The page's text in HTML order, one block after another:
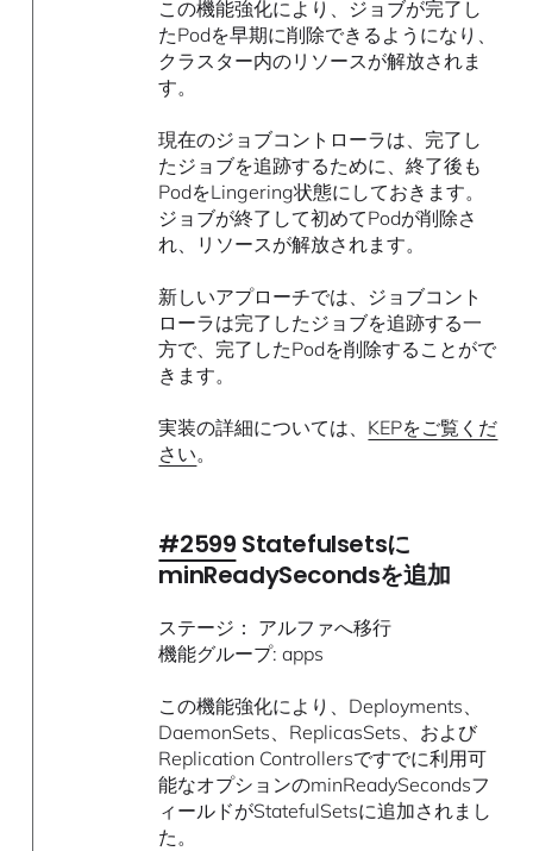
この機能強化により、ジョブが完了し
たPodを早期に削除できるようになり、
クラスター内のリソースが解放されま
す。
現在のジョブコントローラは、完了し
たジョブを追跡するために、終了後も
PodをLingering状態にしておきます。
ジョブが終了して初めてPodが削除さ
れ、リソースが解放されます。
新しいアプローチでは、ジョブコント
ローラは完了したジョブを追跡する一
方で、完了したPodを削除することがで
きます。
実装の詳細については、 KEPをご覧くだ
さい。
#2599 Statefulsetsに
minReadySecondsを追加
ステージ： アルファへ移行
機能グループ: apps
この機能強化により、Deployments、
DaemonSets、ReplicasSets、および
Replication Controllersですでに利用可
能なオプションのminReadySecondsフ
ィールドがStatefulSetsに追加されまし
た。